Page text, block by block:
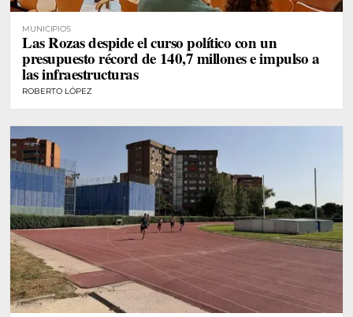
MUNICIPIOS
Las Rozas despide el curso político con un
presupuesto récord de 140,7 millones e impulso a
las infraestructuras
ROBERTO LÓPEZ